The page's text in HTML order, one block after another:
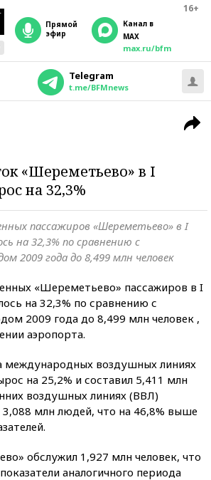
16+
прямой
эфир
Канал в
MAX
max.ru/bfm
Telegram
t.me/BFMnews
«Шереметьево» в I
на 32,3%
пассажиров «Шереметьево» в I
на 32,3% по сравнению с
2009 года до 8,499 млн человек
«Шереметьево» пассажиров в I
на 32,3% по сравнению с
2009 года до 8,499 млн человек ,
аэропорта.
международных воздушных линиях
на 25,2% и составил 5,411 млн
воздушных линиях (ВВЛ)
млн людей, что на 46,8% выше
обслужил 1,927 млн человек, что
аналогичного периода